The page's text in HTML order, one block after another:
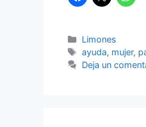
Categorías
Limones
Etiquetas
ayuda, mujer,
Deja un